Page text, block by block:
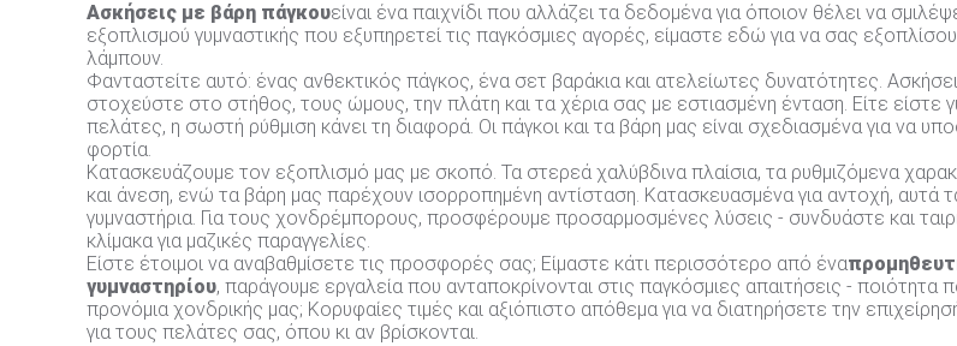
Ασκήσεις με βάρη πάγκουείναι ένα παιχνίδι που αλλάζει τα δεδομένα για όποιον θέλει να
εξοπλισμού γυμναστικής που εξυπηρετεί τις παγκόσμιες αγορές, είμαστε εδώ για να σας
λάμπουν.
Φανταστείτε αυτό: ένας ανθεκτικός πάγκος, ένα σετ βαράκια και ατελείωτες δυνατότητες.
στοχεύστε στο στήθος, τους ώμους, την πλάτη και τα χέρια σας με εστιασμένη ένταση. Είτε
πελάτες, η σωστή ρύθμιση κάνει τη διαφορά. Οι πάγκοι και τα βάρη μας είναι σχεδιασμένα για να
φορτία.
Κατασκευάζουμε τον εξοπλισμό μας με σκοπό. Τα στερεά χαλύβδινα πλαίσια, τα ρυθμιζόμενα
και άνεση, ενώ τα βάρη μας παρέχουν ισορροπημένη αντίσταση. Κατασκευασμένα για αντοχή, αυτά
γυμναστήρια. Για τους χονδρέμπορους, προσφέρουμε προσαρμοσμένες λύσεις - συνδυάστε και
κλίμακα για μαζικές παραγγελίες.
Είστε έτοιμοι να αναβαθμίσετε τις προσφορές σας; Είμαστε κάτι περισσότερο από ένα
γυμναστηρίου, παράγουμε εργαλεία που ανταποκρίνονται στις παγκόσμιες απαιτήσεις -
προνόμια χονδρικής μας; Κορυφαίες τιμές και αξιόπιστο απόθεμα για να διατηρήσετε την
για τους πελάτες σας, όπου κι αν βρίσκονται.